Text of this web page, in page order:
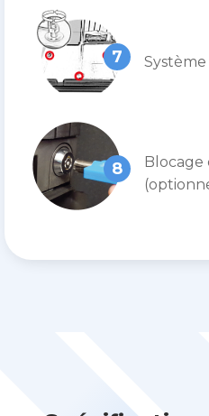
7 Système
8
Blocage